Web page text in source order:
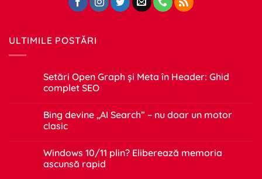
ULTIMILE POSTĂRI
Setări Open Graph și Meta în Header: Ghid
complet SEO
la
Setări
Open
Meta
în
Header:
Bing devine „AI Search” – nu doar un motor
clasic
la
Bing
devine
Windows 10/11 plin? Eliberează memoria
ascunsă rapid